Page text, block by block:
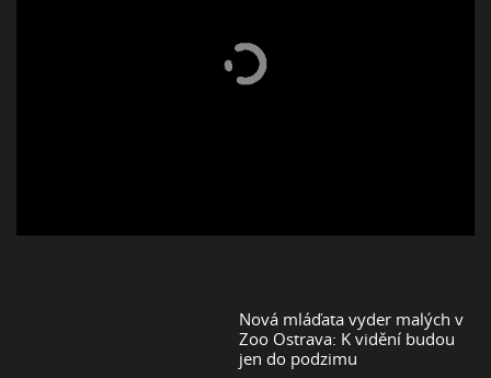
Nová mláďata vyder malých v
Zoo Ostrava: K vidění budou
jen do podzimu